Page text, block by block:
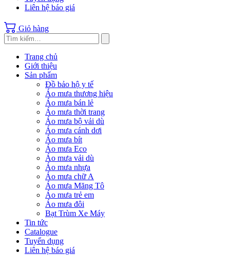
Liên hệ báo giá
Giỏ hàng
Trang chủ
Giới thiệu
Sản phẩm
Đồ bảo hộ y tế
Áo mưa thương hiệu
Áo mưa bán lẻ
Áo mưa thời trang
Áo mưa bộ vải dù
Áo mưa cánh dơi
Áo mưa bít
Áo mưa Eco
Áo mưa vải dù
Áo mưa nhựa
Áo mưa chữ A
Áo mưa Măng Tô
Áo mưa trẻ em
Áo mưa đôi
Bạt Trùm Xe Máy
Tin tức
Catalogue
Tuyển dụng
Liên hệ báo giá